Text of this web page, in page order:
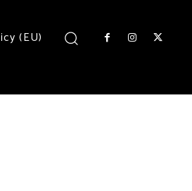
(EU)